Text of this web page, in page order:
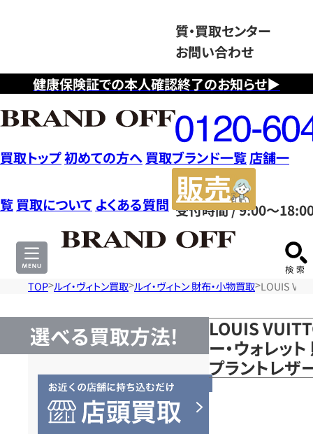
健康保険証での本人確認終了のお知らせ▶
質・買取センター
お問い合わせ
フ
リ
ー
ダ
イ
ヤ
ル
0120604117
受付時間 / 9:00～
買取トップ初めての方へ 買取ブランド一覧店舗一
覧 買取について よくある質問
サ
TOP ルイ・ヴィトン買取 ルイ・ヴィトン 財布・小物買取 LOUIS
選べる買取方法!
LOUIS
ー・ウォレッ
プラントレ